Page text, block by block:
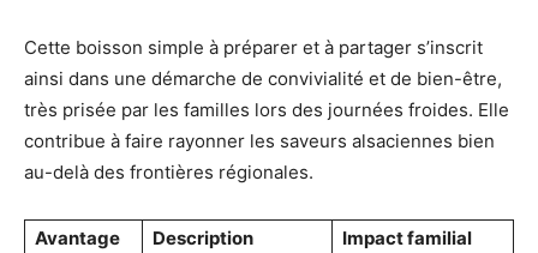
Cette boisson simple à préparer et à partager s’inscrit
ainsi dans une démarche de convivialité et de bien-être,
très prisée par les familles lors des journées froides. Elle
contribue à faire rayonner les saveurs alsaciennes bien
au-delà des frontières régionales.
Avantage Description Impact familial